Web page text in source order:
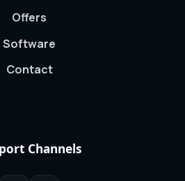
Offers
Software
Contact
Channels